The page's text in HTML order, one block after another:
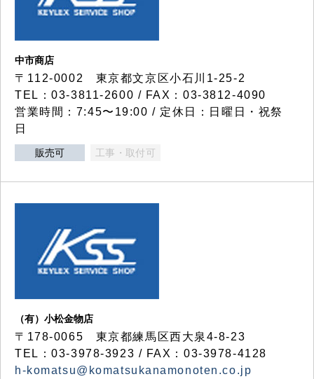
中市商店
〒112-0002 東京都文京区小石川1-25-2
TEL：03-3811-2600 / FAX：03-3812-4090
営業時間：7:45〜19:00 / 定休日：日曜日・祝祭
日
販売可 工事・取付可
（有）小松金物店
〒178-0065 東京都練馬区西大泉4-8-23
TEL：03-3978-3923 / FAX：03-3978-4128
h-komatsu@komatsukanamonoten.co.jp